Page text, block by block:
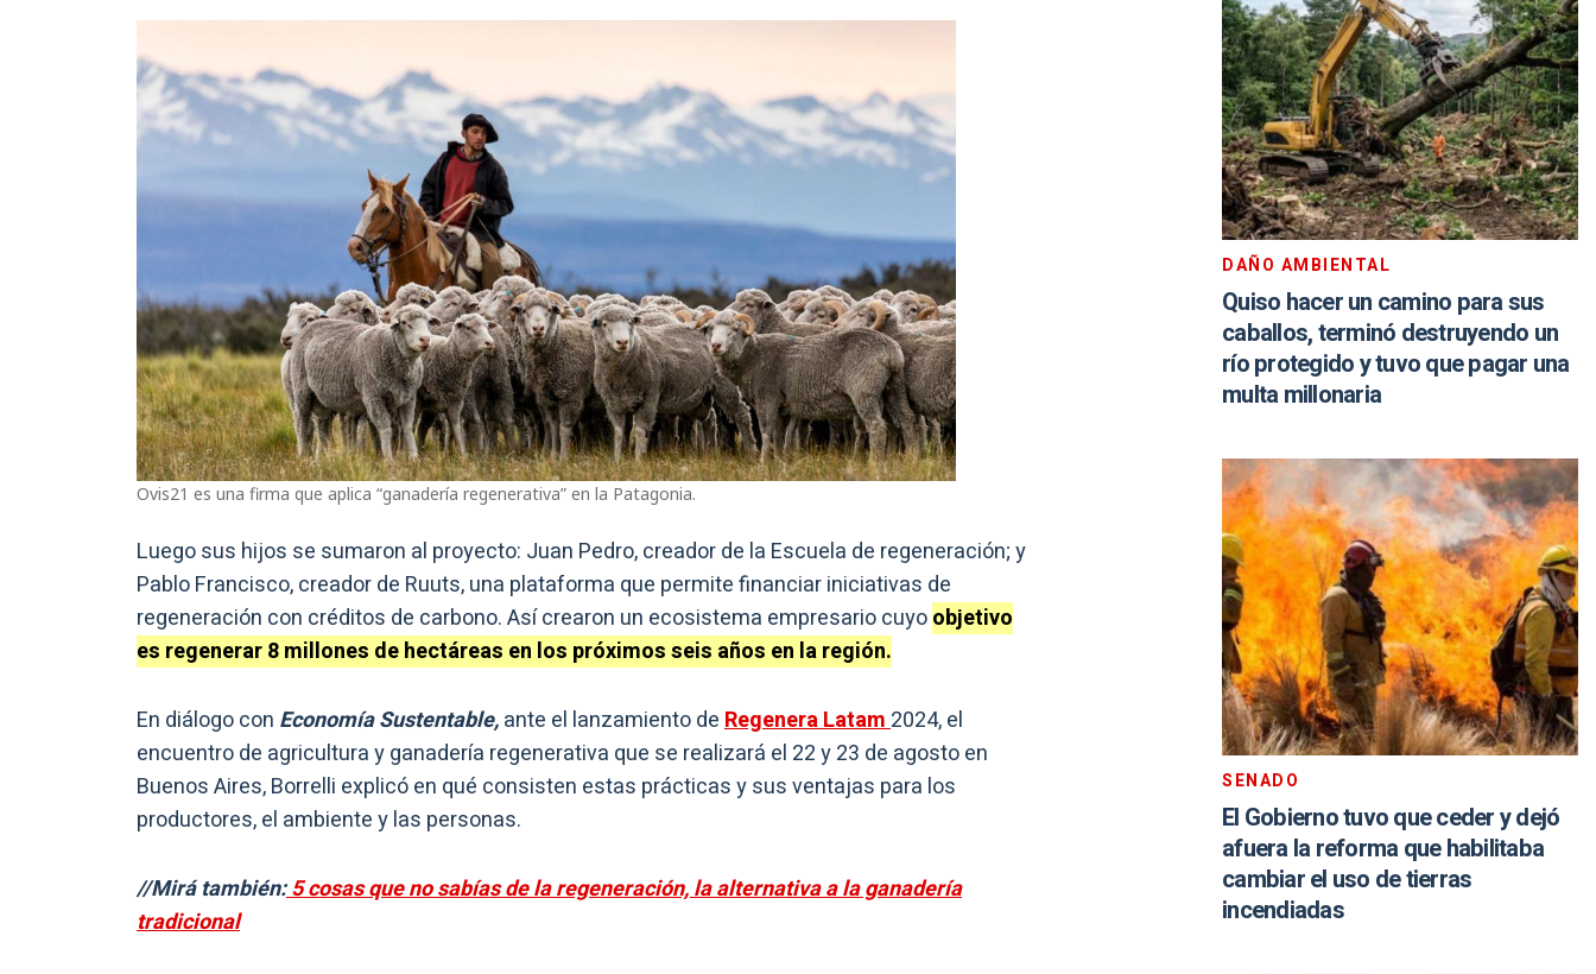
Ovis21 es una firma que aplica “ganadería regenerativa” en la Patagonia.
Luego sus hijos se sumaron al proyecto: Juan Pedro, creador de la Escuela de regeneración; y
Pablo Francisco, creador de Ruuts, una plataforma que permite financiar iniciativas de
regeneración con créditos de carbono. Así crearon un ecosistema empresario cuyoobjetivo
es regenerar 8 millones de hectáreas en los próximos seis años en la región.
En diálogo con Economía Sustentable,ante el lanzamiento deRegenera Latam2024, el
encuentro de agricultura y ganadería regenerativa que se realizará el 22 y 23 de agosto en
Buenos Aires, Borrelli explicó en qué consisten estas prácticas y sus ventajas para los
productores, el ambiente y las personas.
//Mirá también:5 cosas que no sabías de la regeneración, la alternativa a la ganadería
tradicional
DAÑO AMBIENTAL
Quiso hacer un camino para sus
caballos, terminó destruyendo un
río protegido y tuvo que pagar una
multa millonaria
SENADO
El Gobierno tuvo que ceder y dejó
afuera la reforma que habilitaba
cambiar el uso de tierras
incendiadas